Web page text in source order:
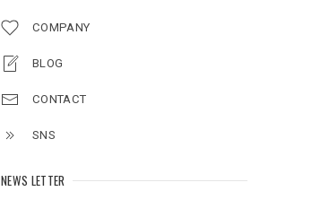
COMPANY
BLOG
CONTACT
SNS
NEWS LETTER